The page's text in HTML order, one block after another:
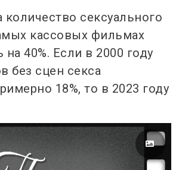
количество сексуального
кассовых фильмах
40%. Если в 2000 году
без сцен секса
18%, то в 2023 году